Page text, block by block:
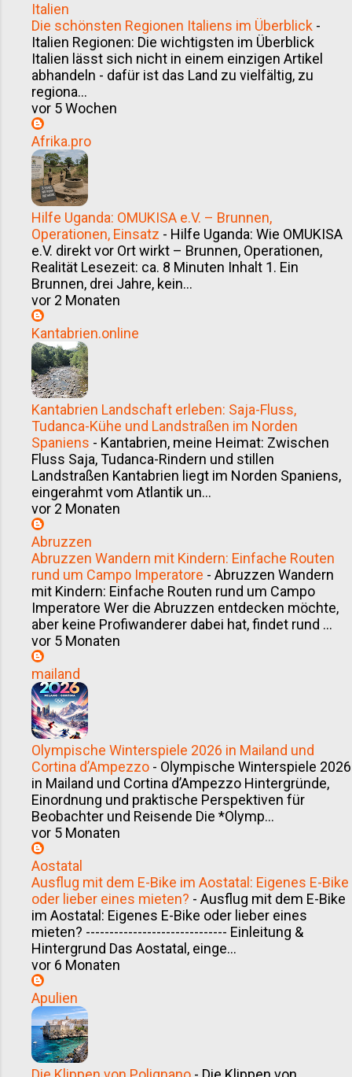
Italien
Die schönsten Regionen Italiens im Überblick -
Italien Regionen: Die wichtigsten im Überblick
Italien lässt sich nicht in einem einzigen Artikel
abhandeln - dafür ist das Land zu vielfältig, zu
regiona...
vor 5 Wochen
Afrika.pro
Hilfe Uganda: OMUKISA e.V. – Brunnen,
Operationen, Einsatz - Hilfe Uganda: Wie OMUKISA
e.V. direkt vor Ort wirkt – Brunnen, Operationen,
Realität Lesezeit: ca. 8 Minuten Inhalt 1. Ein
Brunnen, drei Jahre, kein...
vor 2 Monaten
Kantabrien.online
Kantabrien Landschaft erleben: Saja-Fluss,
Tudanca-Kühe und Landstraßen im Norden
Spaniens - Kantabrien, meine Heimat: Zwischen
Fluss Saja, Tudanca-Rindern und stillen
Landstraßen Kantabrien liegt im Norden Spaniens,
eingerahmt vom Atlantik un...
vor 2 Monaten
Abruzzen
Abruzzen Wandern mit Kindern: Einfache Routen
rund um Campo Imperatore - Abruzzen Wandern
mit Kindern: Einfache Routen rund um Campo
Imperatore Wer die Abruzzen entdecken möchte,
aber keine Profiwanderer dabei hat, findet rund ...
vor 5 Monaten
mailand
Olympische Winterspiele 2026 in Mailand und
Cortina d’Ampezzo - Olympische Winterspiele 2026
in Mailand und Cortina d’Ampezzo Hintergründe,
Einordnung und praktische Perspektiven für
Beobachter und Reisende Die *Olymp...
vor 5 Monaten
Aostatal
Ausflug mit dem E-Bike im Aostatal: Eigenes E-Bike
oder lieber eines mieten? - Ausflug mit dem E-Bike
im Aostatal: Eigenes E-Bike oder lieber eines
mieten? ------------------------------ Einleitung &
Hintergrund Das Aostatal, einge...
vor 6 Monaten
Apulien